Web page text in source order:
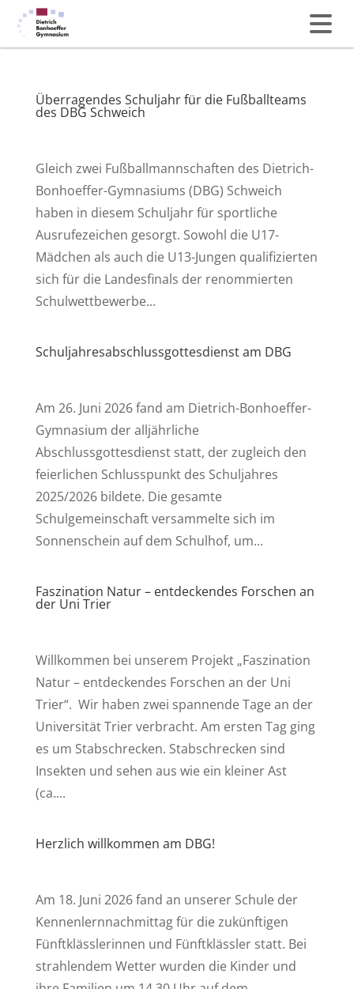
Überragendes Schuljahr für die Fußballteams
des DBG Schweich
Gleich zwei Fußballmannschaften des Dietrich-
Bonhoeffer-Gymnasiums (DBG) Schweich
haben in diesem Schuljahr für sportliche
Ausrufezeichen gesorgt. Sowohl die U17-
Mädchen als auch die U13-Jungen qualifizierten
sich für die Landesfinals der renommierten
Schulwettbewerbe...
Schuljahresabschlussgottesdienst am DBG
Am 26. Juni 2026 fand am Dietrich-Bonhoeffer-
Gymnasium der alljährliche
Abschlussgottesdienst statt, der zugleich den
feierlichen Schlusspunkt des Schuljahres
2025/2026 bildete. Die gesamte
Schulgemeinschaft versammelte sich im
Sonnenschein auf dem Schulhof, um...
Faszination Natur – entdeckendes Forschen an
der Uni Trier
Willkommen bei unserem Projekt „Faszination
Natur – entdeckendes Forschen an der Uni
Trier“. Wir haben zwei spannende Tage an der
Universität Trier verbracht. Am ersten Tag ging
es um Stabschrecken. Stabschrecken sind
Insekten und sehen aus wie ein kleiner Ast
(ca....
Herzlich willkommen am DBG!
Am 18. Juni 2026 fand an unserer Schule der
Kennenlernnachmittag für die zukünftigen
Fünftklässlerinnen und Fünftklässler statt. Bei
strahlendem Wetter wurden die Kinder und